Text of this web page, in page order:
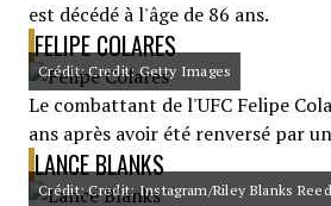
est décédé à l'âge de 86 ans.
FELIPE COLARES
Crédit: Credit: Getty Images
Le combattant de l'UFC Felipe
ans après avoir été renversé par
LANCE BLANKS
Crédit: Credit: Instagram/Riley Blanks Reed